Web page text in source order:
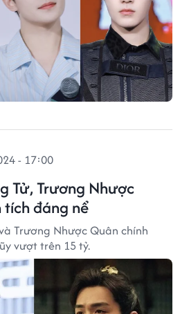
Tử, Trương Nhược
đáng nể
- 17:00
Trương Nhược Quân chính
vượt trên 15 tỷ.